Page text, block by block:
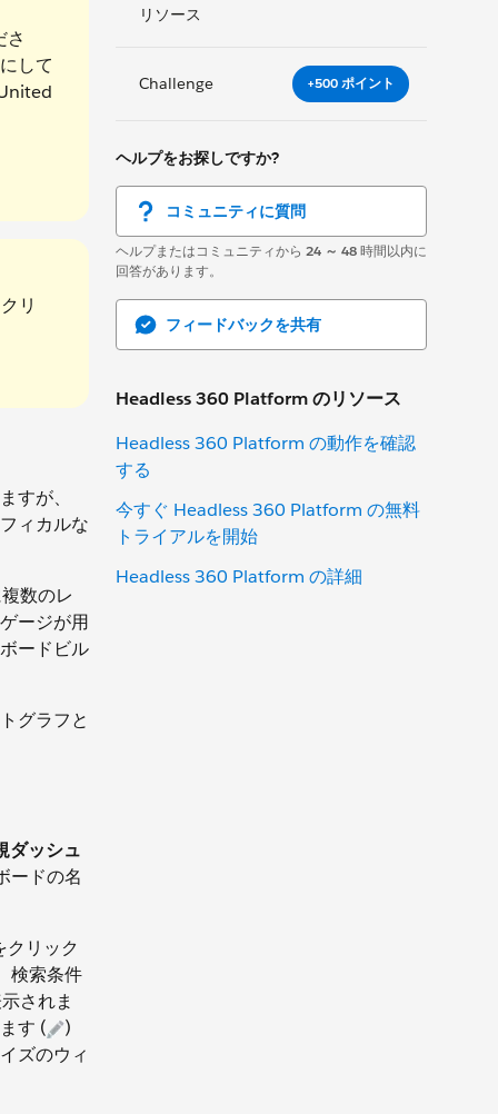
リソース
Challenge +500 ポイント
ヘルプをお探しですか?
コミュニティに質問
ヘルプまたはコミュニティから 24 ～ 48時間以内に
回答があります。
フィードバックを共有
Headless 360 Platform のリソース
Headless 360 Platform の動作を確認
する
今すぐ Headless 360 Platform の無料
トライアルを開始
Headless 360 Platform の詳細
さ
して
リ
すが、
ィカルな
数のレ
ージが用
ードビル
グラフと
ダッシュ
ードの名
クリック
検索条件
されま
す (
)
ズのウィ